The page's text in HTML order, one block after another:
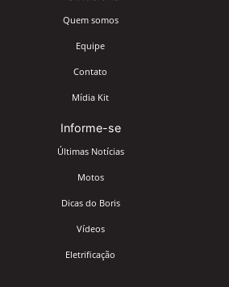
Quem somos
Equipe
Contato
Mídia Kit
Informe-se
Últimas Notícias
Motos
Dicas do Boris
Vídeos
Eletrificação